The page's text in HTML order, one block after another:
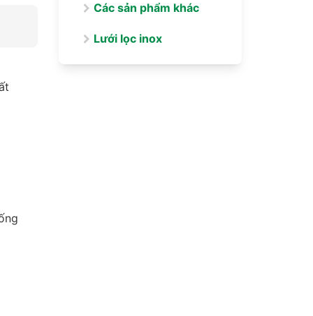
Các sản phẩm khác
Lưới lọc inox